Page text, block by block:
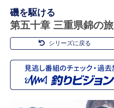
磯を駆ける
第五十章 三重県錦の旅
シリーズに戻る